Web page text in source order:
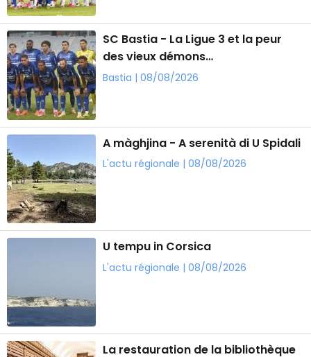
SC Bastia - La Ligue 3 et la peur
des vieux démons…
Bastia | 08/08/2026
A màghjina - A serenità di U Spidali
L'actu régionale | 08/08/2026
U tempu in Corsica
L'actu régionale | 08/08/2026
La restauration de la bibliothèque